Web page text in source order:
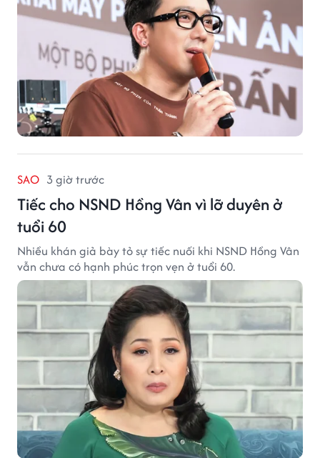
SAO 3 giờ trước
Tiếc cho NSND Hồng Vân vì lỡ duyên ở
tuổi 60
Nhiều khán giả bày tỏ sự tiếc nuối khi NSND Hồng Vân
vẫn chưa có hạnh phúc trọn vẹn ở tuổi 60.